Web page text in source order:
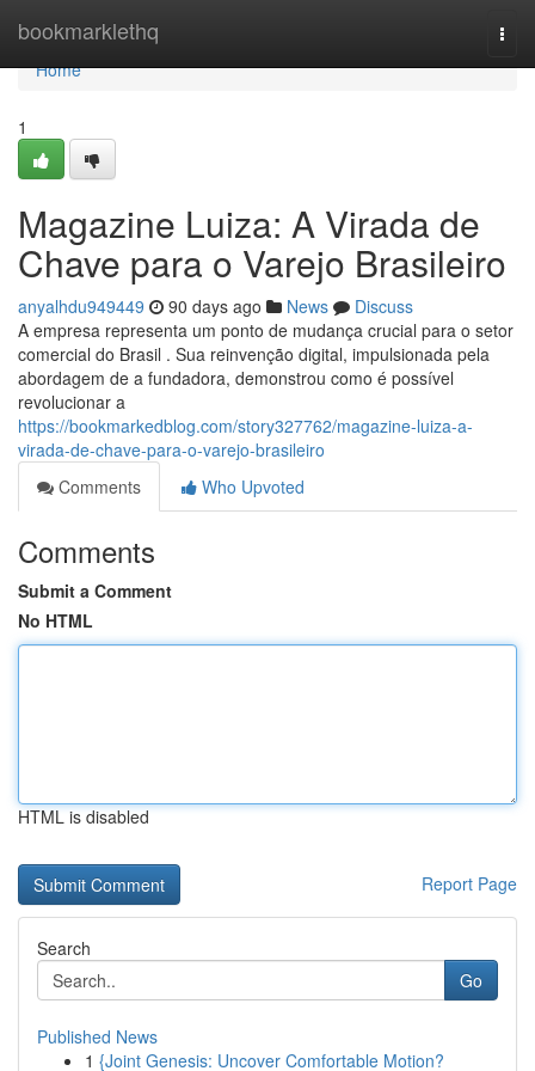
bookmarklethq
Home
Home
1
Magazine Luiza: A Virada de
Chave para o Varejo Brasileiro
anyalhdu949449 90 days ago News
Discuss
A empresa representa um ponto de mudança crucial para o setor
comercial do Brasil . Sua reinvenção digital, impulsionada pela
abordagem de a fundadora, demonstrou como é possível
revolucionar a
https://bookmarkedblog.com/story327762/magazine-luiza-a-
virada-de-chave-para-o-varejo-brasileiro
Comments
Who Upvoted
Comments
Submit a Comment
No HTML
HTML is disabled
Report Page
Search
Go
Published News
1 {Joint Genesis: Uncover Comfortable Motion?